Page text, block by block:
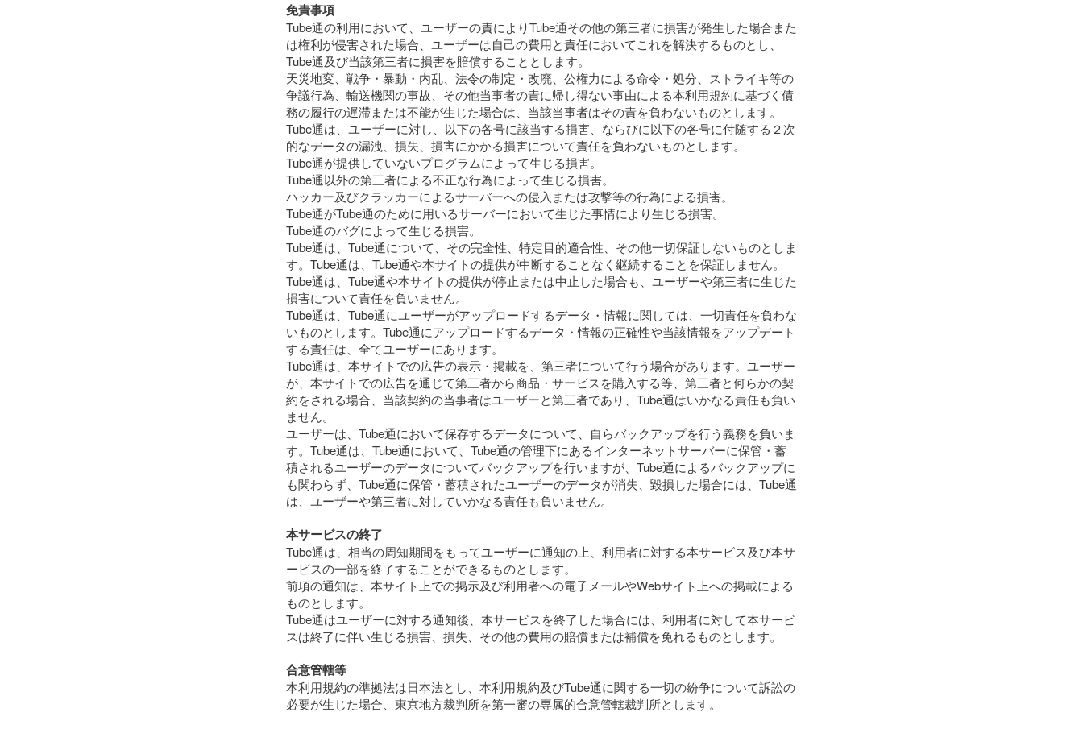
免責事項
Tube通の利用において、ユーザーの責によりTube通その他の第三者に損害が発生した場合また
は権利が侵害された場合、ユーザーは自己の費用と責任においてこれを解決するものとし、
Tube通及び当該第三者に損害を賠償することとします。
天災地変、戦争・暴動・内乱、法令の制定・改廃、公権力による命令・処分、ストライキ等の
争議行為、輸送機関の事故、その他当事者の責に帰し得ない事由による本利用規約に基づく債
務の履行の遅滞または不能が生じた場合は、当該当事者はその責を負わないものとします。
Tube通は、ユーザーに対し、以下の各号に該当する損害、ならびに以下の各号に付随する２次
的なデータの漏洩、損失、損害にかかる損害について責任を負わないものとします。
Tube通が提供していないプログラムによって生じる損害。
Tube通以外の第三者による不正な行為によって生じる損害。
ハッカー及びクラッカーによるサーバーへの侵入または攻撃等の行為による損害。
Tube通がTube通のために用いるサーバーにおいて生じた事情により生じる損害。
Tube通のバグによって生じる損害。
Tube通は、Tube通について、その完全性、特定目的適合性、その他一切保証しないものとしま
す。Tube通は、Tube通や本サイトの提供が中断することなく継続することを保証しません。
Tube通は、Tube通や本サイトの提供が停止または中止した場合も、ユーザーや第三者に生じた
損害について責任を負いません。
Tube通は、Tube通にユーザーがアップロードするデータ・情報に関しては、一切責任を負わな
いものとします。Tube通にアップロードするデータ・情報の正確性や当該情報をアップデート
する責任は、全てユーザーにあります。
Tube通は、本サイトでの広告の表示・掲載を、第三者について行う場合があります。ユーザー
が、本サイトでの広告を通じて第三者から商品・サービスを購入する等、第三者と何らかの契
約をされる場合、当該契約の当事者はユーザーと第三者であり、Tube通はいかなる責任も負い
ません。
ユーザーは、Tube通において保存するデータについて、自らバックアップを行う義務を負いま
す。Tube通は、Tube通において、Tube通の管理下にあるインターネットサーバーに保管・蓄
積されるユーザーのデータについてバックアップを行いますが、Tube通によるバックアップに
も関わらず、Tube通に保管・蓄積されたユーザーのデータが消失、毀損した場合には、Tube通
は、ユーザーや第三者に対していかなる責任も負いません。
本サービスの終了
Tube通は、相当の周知期間をもってユーザーに通知の上、利用者に対する本サービス及び本サ
ービスの一部を終了することができるものとします。
前項の通知は、本サイト上での掲示及び利用者への電子メールやWebサイト上への掲載による
ものとします。
Tube通はユーザーに対する通知後、本サービスを終了した場合には、利用者に対して本サービ
スは終了に伴い生じる損害、損失、その他の費用の賠償または補償を免れるものとします。
合意管轄等
本利用規約の準拠法は日本法とし、本利用規約及びTube通に関する一切の紛争について訴訟の
必要が生じた場合、東京地方裁判所を第一審の専属的合意管轄裁判所とします。